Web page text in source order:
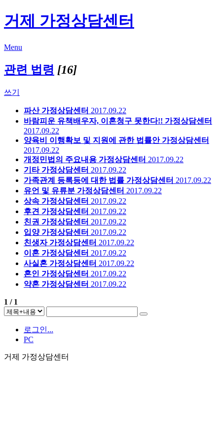
거제 가정상담센터
Menu
관련 법령 [16]
쓰기
파산 가정상담센터 2017.09.22
바람피운 유책배우자, 이혼청구 못한다!! 가정상담센터
2017.09.22
양육비 이행확보 및 지원에 관한 법률안 가정상담센터
2017.09.22
개정민법의 주요내용 가정상담센터 2017.09.22
기타 가정상담센터 2017.09.22
가족관계 등록등에 대한 법률 가정상담센터 2017.09.22
유언 및 유류분 가정상담센터 2017.09.22
상속 가정상담센터 2017.09.22
후견 가정상담센터 2017.09.22
친권 가정상담센터 2017.09.22
입양 가정상담센터 2017.09.22
친생자 가정상담센터 2017.09.22
이혼 가정상담센터 2017.09.22
사실혼 가정상담센터 2017.09.22
혼인 가정상담센터 2017.09.22
약혼 가정상담센터 2017.09.22
1 / 1
로그인...
PC
거제 가정상담센터